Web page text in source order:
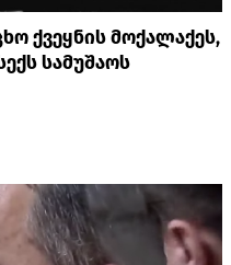
ქვეყნის მოქალაქეს,
სამუშაოს